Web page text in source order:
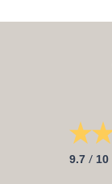
9.7 / 10